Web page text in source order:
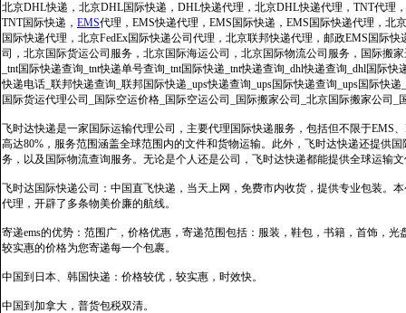
北京DHL快递，北京DHL国际快递，DHL快递代理，北京DHL快递代理，TNT代理
TNT国际快递， EMS代理，EMS快递代理，EMS国际快递，EMS国际快递代理，北
国际快递代理，北京FedEx国际快递公司代理，北京联邦快递代理，邮政EMS国际
司，北京国际货运公司服务，北京国际海运公司，北京国际物流公司服务，国际搬
_tnt国际快递查询_tnt快递单号查询_tnt国际快递_tnt快递查询_dhl快递查询_dhl国际
快递电话_联邦快递查询_联邦国际快递_ups快递查询_ups国际快递查询_ups国际快
国际货运代理公司_国际空运价格_国际空运公司_国际搬家公司_北京国际搬家公司_
飞时达快递是一家国际运输代理公司，主要代理国际快递服务，包括但不限于EMS
高达80%，服务范围涵盖全球范围内的文件和货物运输。此外，飞时达快递还提供
务，以及国际物流查询服务。无论是个人还是公司，飞时达快递都能提供全球运输
飞时达国际快递公司：中国直飞快递，当天上网，免费市内收货，提供专业包装。
代理，开辟了多条物美价廉的航线。
寄递ems的优势：范围广，价格优惠，寄递范围包括：服装，鞋包，书籍，首饰，
较实惠的价格为您寄递每一个包裹。
中国到日本、韩国快递：价格较优，较实惠，时效快。
中国到加拿大，普货包税双清。